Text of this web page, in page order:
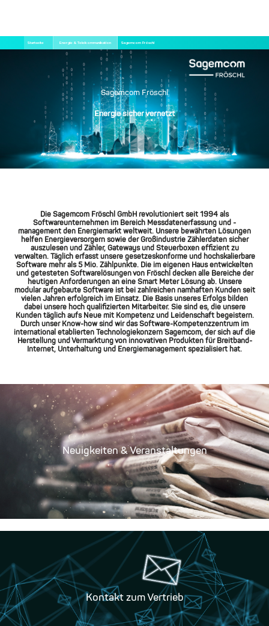
zum
Pfadnavigation
Startseite Energie & Telekommunikation Sagemcom Fröschl
Sagemcom Fröschl
Energie sicher vernetzt
Die Sagemcom Fröschl GmbH revolutioniert seit 1994 als
Softwareunternehmen im Bereich Messdatenerfassung und -
management den Energiemarkt weltweit. Unsere bewährten Lösungen
helfen Energieversorgern sowie der Großindustrie Zählerdaten sicher
auszulesen und Zähler, Gateways und Steuerboxen effizient zu
verwalten. Täglich erfasst unsere gesetzeskonforme und hochskalierbare
Software mehr als 5 Mio. Zählpunkte. Die im eigenen Haus entwickelten
und getesteten Softwarelösungen von Fröschl decken alle Bereiche der
heutigen Anforderungen an eine Smart Meter Lösung ab. Unsere
modular aufgebaute Software ist bei zahlreichen namhaften Kunden seit
vielen Jahren erfolgreich im Einsatz. Die Basis unseres Erfolgs bilden
dabei unsere hoch qualifizierten Mitarbeiter. Sie sind es, die unsere
Kunden täglich aufs Neue mit Kompetenz und Leidenschaft begeistern.
Durch unser Know-how sind wir das Software-Kompetenzzentrum im
international etablierten Technologiekonzern Sagemcom, der sich auf die
Herstellung und Vermarktung von innovativen Produkten für Breitband-
Internet, Unterhaltung und Energiemanagement spezialisiert hat.
Neuigkeiten & Veranstaltungen
Kontakt zum Vertrieb